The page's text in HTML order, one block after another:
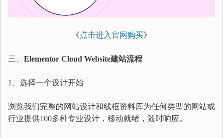
《点击进入官网购买》
三、 Elementor Cloud Website建站流程
1、选择一个设计开始
浏览我们完整的网站设计和线框资料库为任何类型的网站或
行业提供100多种专业设计，移动就绪，随时响应。